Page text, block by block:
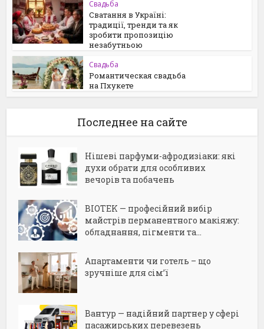
Свадьба
Сватання в Україні:
традиції, тренди та як
зробити пропозицію
незабутньою
Свадьба
Романтическая свадьба
на Пхукете
Последнее на сайте
Нішеві парфуми-афродизіаки: які
духи обрати для особливих
вечорів та побачень
BIOTEK — професійний вибір
майстрів перманентного макіяжу:
обладнання, пігменти та...
Апартаменти чи готель – що
зручніше для сім’ї
Вантур — надійний партнер у сфері
пасажирських перевезень